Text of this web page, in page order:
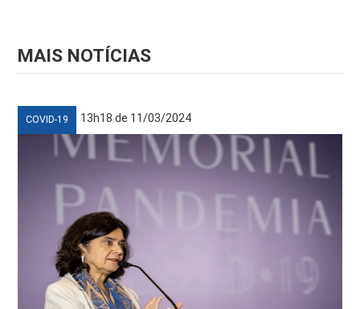
MAIS NOTÍCIAS
COVID-19 13h18 de 11/03/2024